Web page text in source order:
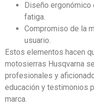
Diseño ergonómico
fatiga.
Compromiso de la
usuario.
Estos elementos hacen
motosierras Husqvarna
profesionales y
educación y testimonios
marca.